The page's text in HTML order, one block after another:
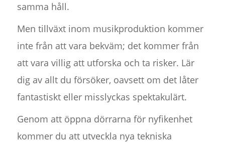
samma håll.
Men tillväxt inom musikproduktion kommer
inte från att vara bekväm; det kommer från
att vara villig att utforska och ta risker. Lär
dig av allt du försöker, oavsett om det låter
fantastiskt eller misslyckas spektakulärt.
Genom att öppna dörrarna för nyfikenhet
kommer du att utveckla nya tekniska